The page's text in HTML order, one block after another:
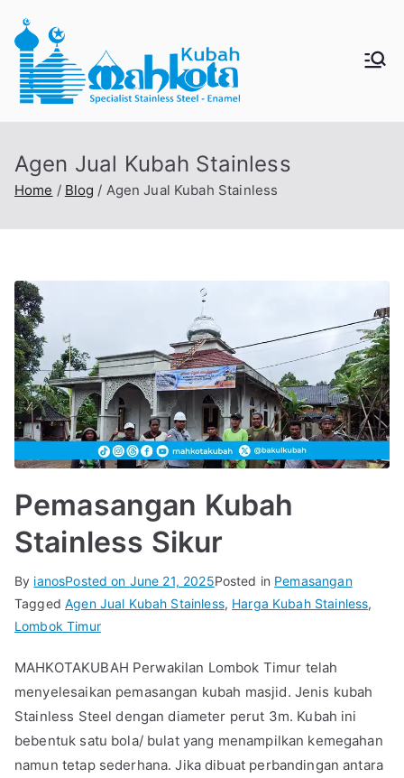
content
H
Jual Kubah Masjid
Agen Jual Kubah Stainless
Home Blog Agen Jual Kubah Stainless
Pemasangan Kubah
Stainless Sikur
By ianosPosted on June 21, 2025Posted in Pemasangan
TaggedAgen Jual Kubah Stainless, Harga Kubah Stainless,
Lombok Timur
MAHKOTAKUBAH Perwakilan Lombok Timur telah
menyelesaikan pemasangan kubah masjid. Jenis kubah
Stainless Steel dengan diameter perut 3m. Kubah ini
bebentuk satu bola/ bulat yang menampilkan kemegahan
namun tetap sederhana. Jika dibuat perbandingan antara